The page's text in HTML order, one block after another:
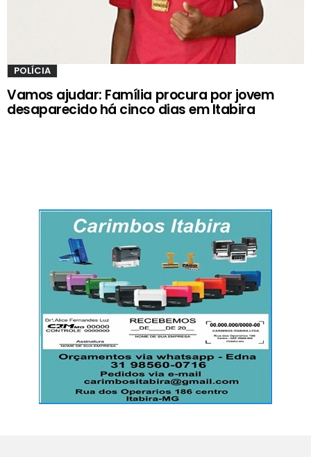
POLÍCIA
Vamos ajudar: Família procura por jovem
desaparecido há cinco dias em Itabira